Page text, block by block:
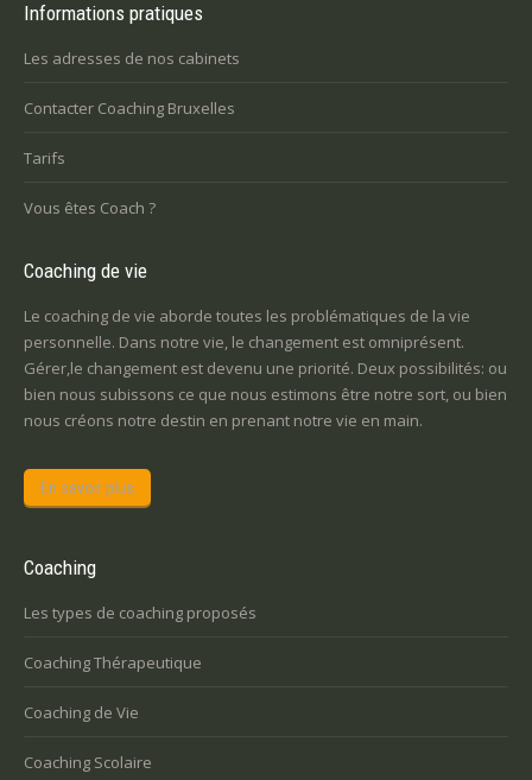
Informations pratiques
Les adresses de nos cabinets
Contacter Coaching Bruxelles
Tarifs
Vous êtes Coach ?
Coaching de vie
Le coaching de vie aborde toutes les problématiques de la vie
personnelle. Dans notre vie, le changement est omniprésent.
Gérer,le changement est devenu une priorité. Deux possibilités: ou
bien nous subissons ce que nous estimons être notre sort, ou bien
nous créons notre destin en prenant notre vie en main.
En savoir plus
Coaching
Les types de coaching proposés
Coaching Thérapeutique
Coaching de Vie
Coaching Scolaire